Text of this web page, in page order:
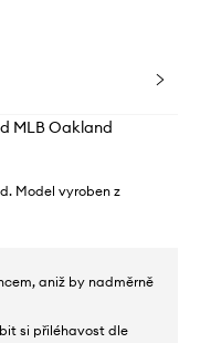
MLB Oakland
Model vyroben z
aniž by nadměrně
si přiléhavost dle